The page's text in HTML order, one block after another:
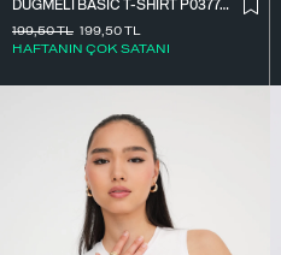
DÜĞMELI BASIC T-SHIRT P0377-K12
199,50TL
HAFTANIN ÇOK SATANI
199,50TL